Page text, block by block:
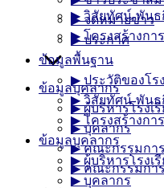
▶︎ จดหมายข่าว
▶︎ ประกาศ
ข้อมูลพื้นฐาน
▶︎ ประวัติของโร
▶︎ วิสัยทัศน์-พันธ
▶︎ โครงสร้างกา
ข้อมูลบุคลากร
▶︎ ผู้บริหารโรงเ
▶︎ บุคลากร
▶︎ วิสัยทัศน์-พันธ
▶︎ โครงสร้างกา
ข้อมูลบุคลากร
▶︎ ผู้บริหารโรงเ
▶︎ บุคลากร
▶︎ คณะกรรมกา
▶︎ คณะกรรมกา